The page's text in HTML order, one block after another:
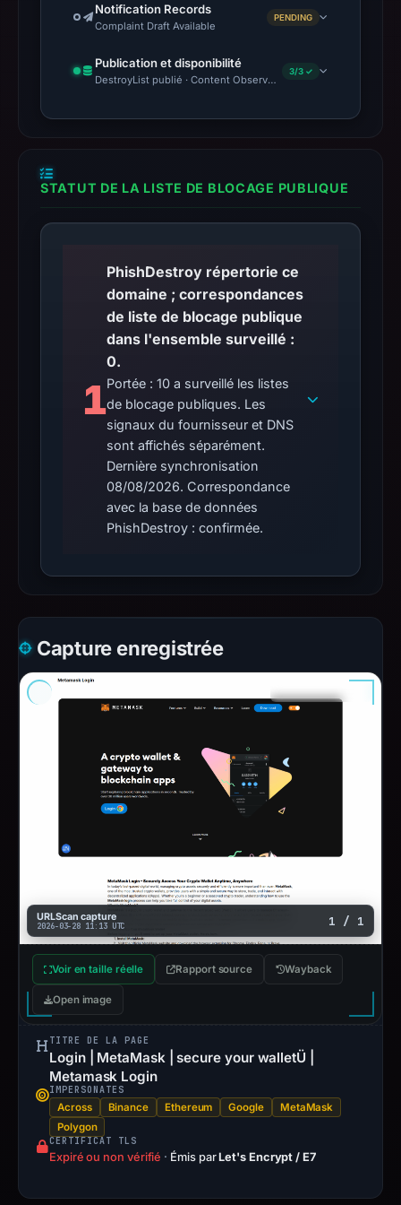
Notification Records
Complaint Draft Available
PENDING
Publication et disponibilité
DestroyList publié · Content Observed Unavailable · Délai
3/3 ✓
STATUT DE LA LISTE DE BLOCAGE PUBLIQUE
1
PhishDestroy répertorie ce
domaine ; correspondances
de liste de blocage publique
dans l'ensemble surveillé :
0.
Portée : 10 a surveillé les listes
de blocage publiques. Les
signaux du fournisseur et DNS
sont affichés séparément.
Dernière synchronisation
08/08/2026. Correspondance
avec la base de données
PhishDestroy : confirmée.
Capture enregistrée
URLScan capture
2026-03-28 11:13 UTC 1 / 1
Voir en taille réelle Rapport source Wayback
Open image
TITRE DE LA PAGE
Login | MetaMask | secure your walletÜ |
Metamask Login
IMPERSONATES
Across Binance Ethereum Google
MetaMask
Polygon
CERTIFICAT TLS
Expiré ou non vérifié · Émis parLet's Encrypt / E7